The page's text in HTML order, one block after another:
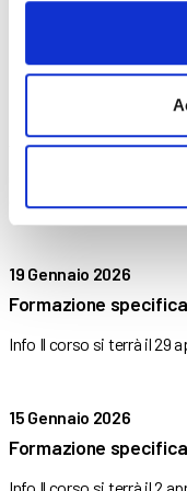
Guida in sicurezza
Aggiornamento
Obiettivi L’obiettivo del
19 Gennaio 2026
Formazione
Info Il corso si terrà il 29
15 Gennaio 2026
Formazione
Info Il corso si terrà il 2